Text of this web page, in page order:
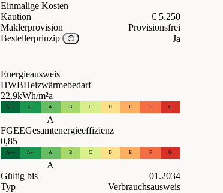
Energieausweis
HWBHeizwärmebedarf
22,9kWh/m²a
A++ A+ A B C D E F G
A
FGEEGesamtenergieeffizienz
0,85
A++ A+ A B C D E F G
A
Gültig bis
01.2034
Typ
Verbrauchsausweis
Einmalige Kosten
Kaution
€ 5.250
Maklerprovision
Provisionsfrei
Bestellerprinzip
Ja